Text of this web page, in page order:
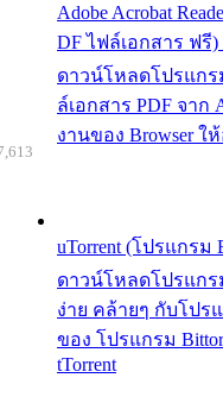
Adobe Acrobat
DF ไฟล์เอกสาร ฟรี)
ดาวน์โหลดโปรแกรม
ล์เอกสาร PDF จาก
งานของ Browser ใ
uTorrent (โปรแกรม
ดาวน์โหลดโปรแกร
ง่าย คล้ายๆ กับโปร
ของ โปรแกรม
tTorrent